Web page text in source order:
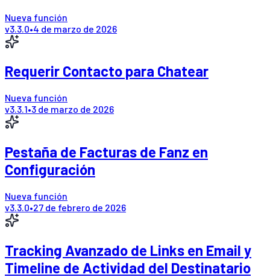
Nueva función
v3.3.0•4 de marzo de 2026
Requerir Contacto para Chatear
Nueva función
v3.3.1•3 de marzo de 2026
Pestaña de Facturas de Fanz en
Configuración
Nueva función
v3.3.0•27 de febrero de 2026
Tracking Avanzado de Links en Email y
Timeline de Actividad del Destinatario